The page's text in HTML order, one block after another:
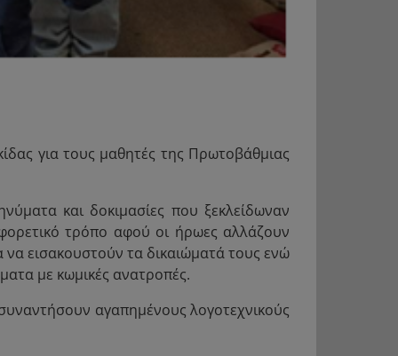
για τους μαθητές της Πρωτοβάθμιας
και δοκιμασίες που ξεκλείδωναν
τρόπο αφού οι ήρωες αλλάζουν
να εισακουστούν τα δικαιώματά τους ενώ
με κωμικές ανατροπές.
αγαπημένους λογοτεχνικούς